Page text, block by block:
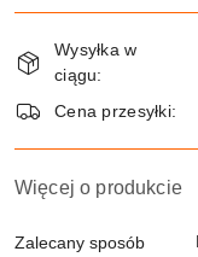
i
dostawa
Wysyłka w
ciągu:
Cena przesyłki:
Więcej o produkcie
Zalecany sposób